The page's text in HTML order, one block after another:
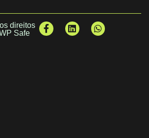
direitos
Safe